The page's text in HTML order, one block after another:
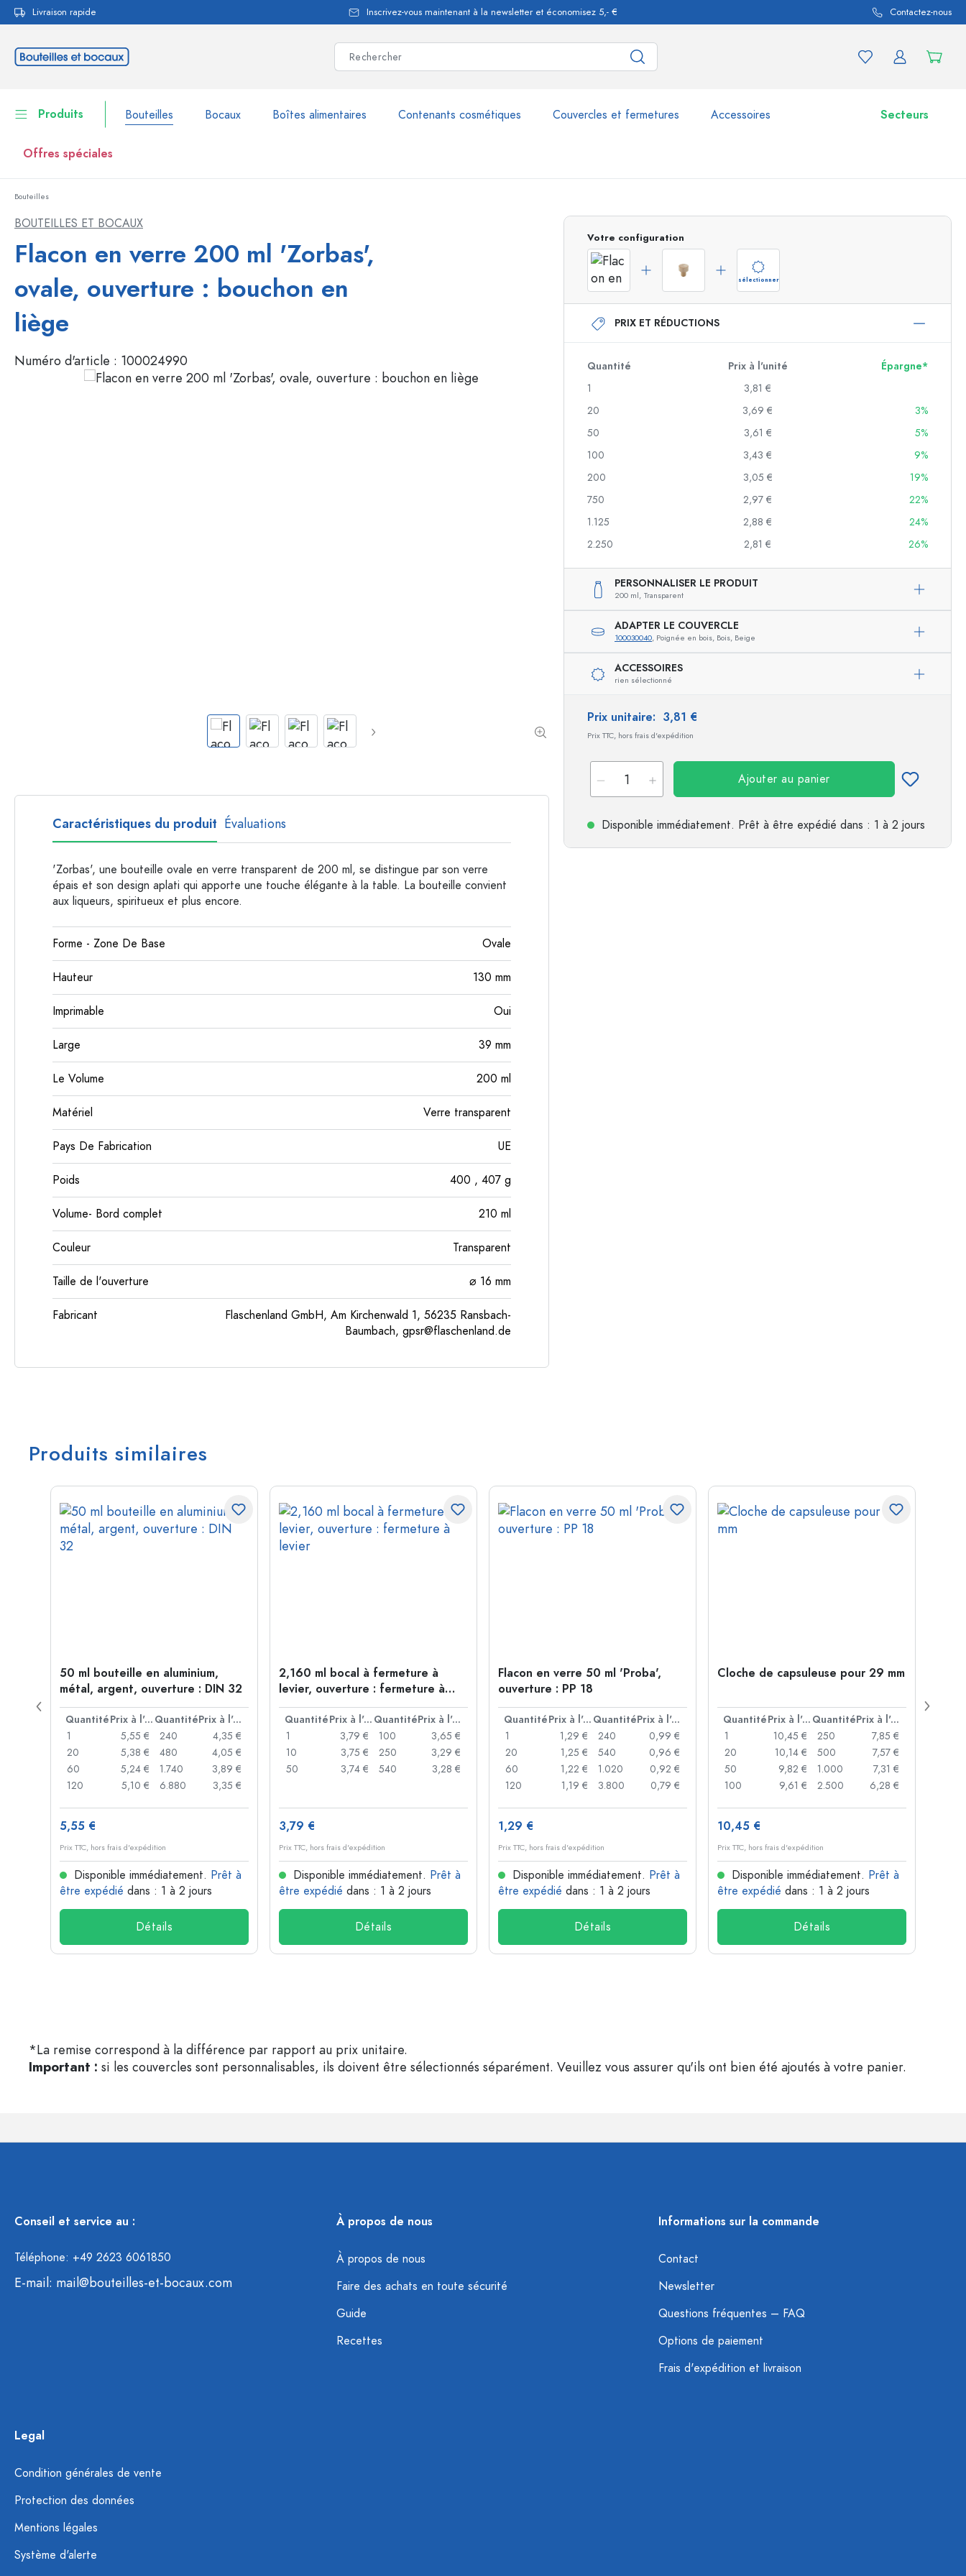
Passer à la navigation principale
Livraison rapide Inscrivez-vous maintenant à la newsletter et économisez 5,- € Contactez-nous
Produits Bouteilles Bocaux Boîtes alimentaires Contenants cosmétiques Couvercles et fermetures Accessoires Secteurs
Offres spéciales
Vaisselle
Bouteilles par marque
Bouteilles en verre 750 ml
Bouteilles en verre 1000 ml
Flacons airless
Bouteilles de gin
Bouteilles de Noël
Bouteilles décoratives
Bouteilles polygonales
Bouteilles cylindriques
Bocaux
Découvrir maintenant
Acheter maintenant
Bouteilles
BOUTEILLES ET BOCAUX
Flacon en verre 200 ml 'Zorbas',
ovale, ouverture : bouchon en
liège
Numéro d'article : 100024990
Votre configuration
sélectionner
PRIX ET RÉDUCTIONS
Quantité Prix à l'unité
Épargne*
1
3,81 €
20
3,69 €
3%
50
3,61 €
5%
100
3,43 €
9%
200
3,05 €
19%
750
2,97 €
22%
1.125
2,88 €
24%
2.250
2,81 € 26%
PERSONNALISER LE PRODUIT
200 ml, Transparent
ADAPTER LE COUVERCLE
100030040, Poignée en bois, Bois, Beige
ACCESSOIRES
rien sélectionné
Prix unitaire: 3,81 €
Prix TTC, hors frais d'expédition
Ajouter au panier
Disponible immédiatement. Prêt à être expédié dans : 1 à 2 jours
Caractéristiques du produit Évaluations
'Zorbas', une bouteille ovale en verre transparent de 200 ml, se distingue par son verre
épais et son design aplati qui apporte une touche élégante à la table. La bouteille convient
aux liqueurs, spiritueux et plus encore.
Forme - Zone De Base Ovale
Hauteur 130 mm
Imprimable Oui
Large 39 mm
Le Volume 200 ml
Matériel Verre transparent
Pays De Fabrication UE
Poids 400 , 407 g
Volume- Bord complet 210 ml
Couleur Transparent
Taille de l'ouverture ⌀ 16 mm
Fabricant
Flaschenland GmbH, Am Kirchenwald 1, 56235 Ransbach-
Baumbach, gpsr@flaschenland.de
Produits similaires
50 ml bouteille en aluminium,
métal, argent, ouverture : DIN 32
Quantité Prix à l'unité Quantité
Prix à l'unité
1
5,55 €
20
5,38 €
60
5,24 €
120
5,10 €
240
4,35 €
480
4,05 €
1.740
3,89 €
6.880
3,35 €
5,55 €
Prix TTC, hors frais d'expédition
Disponible immédiatement. Prêt à
être expédié dans : 1 à 2 jours
Détails
2,160 ml bocal à fermeture à
levier, ouverture : fermeture à
levier
Quantité Prix à l'unité Quantité
Prix à l'unité
1
3,79 €
10
3,75 €
50
3,74 €
100
3,65 €
250
3,29 €
540
3,28 €
3,79 €
Prix TTC, hors frais d'expédition
Disponible immédiatement. Prêt à
être expédié dans : 1 à 2 jours
Détails
Flacon en verre 50 ml 'Proba',
ouverture : PP 18
Quantité Prix à l'unité Quantité
Prix à l'unité
1
1,29 €
20
1,25 €
60
1,22 €
120
1,19 €
240
0,99 €
540
0,96 €
1.020
0,92 €
3.800
0,79 €
1,29 €
Prix TTC, hors frais d'expédition
Disponible immédiatement. Prêt à
être expédié dans : 1 à 2 jours
Détails
Cloche de capsuleuse pour 29 mm
Quantité Prix à l'unité Quantité
Prix à l'unité
1
10,45 €
20
10,14 €
50
9,82 €
100
9,61 €
250
7,85 €
500
7,57 €
1.000
7,31 €
2.500
6,28 €
10,45 €
Prix TTC, hors frais d'expédition
Disponible immédiatement. Prêt à
être expédié dans : 1 à 2 jours
Détails
*La remise correspond à la différence par rapport au prix unitaire.
Important : si les couvercles sont personnalisables, ils doivent être sélectionnés séparément. Veuillez vous assurer qu'ils ont bien été ajoutés à votre panier.
Conseil et service au :
Téléphone: +49 2623 6061850
E-mail: mail@bouteilles-et-bocaux.com
À propos de nous
À propos de nous
Faire des achats en toute sécurité
Guide
Recettes
Informations sur la commande
Contact
Newsletter
Questions fréquentes – FAQ
Options de paiement
Frais d'expédition et livraison
Legal
Condition générales de vente
Protection des données
Mentions légales
Système d'alerte